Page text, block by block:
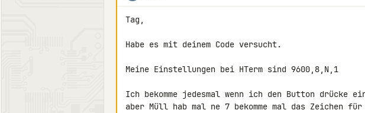
Tag,
Habe es mit deinem Code versucht.
Meine Einstellungen bei HTerm sind 9600,8,N,1
Ich bekomme jedesmal wenn ich den Button drücke
aber Müll hab mal ne 7 bekomme mal das Zeichen